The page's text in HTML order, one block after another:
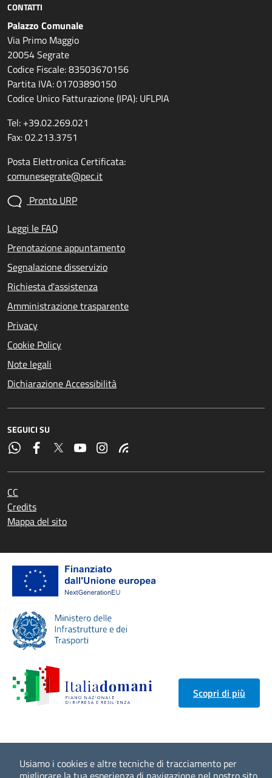
Usiamo i cookies e altre tecniche di tracciamento per
CONTATTI
Palazzo Comunale
Via Primo Maggio
20054 Segrate
Codice Fiscale: 83503670156
Partita IVA: 01703890150
Codice Unico Fatturazione (IPA): UFLPIA
Tel: +39.02.269.021
Fax: 02.213.3751
Posta Elettronica Certificata:
comunesegrate@pec.it
Pronto URP
Leggi le FAQ
Prenotazione appuntamento
Segnalazione disservizio
Richiesta d'assistenza
Amministrazione trasparente
Privacy
Cookie Policy
Note legali
Dichiarazione Accessibilità
SEGUICI SU
CC
Credits
Mappa del sito
Scopri di più